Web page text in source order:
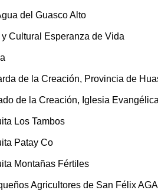
del Guasco Alto
Cultural Esperanza de Vida
de la Creación, Provincia de
de la Creación, Iglesia
Los Tambos
Patay Co
Montañas Fértiles
Agricultores de San Félix AGA